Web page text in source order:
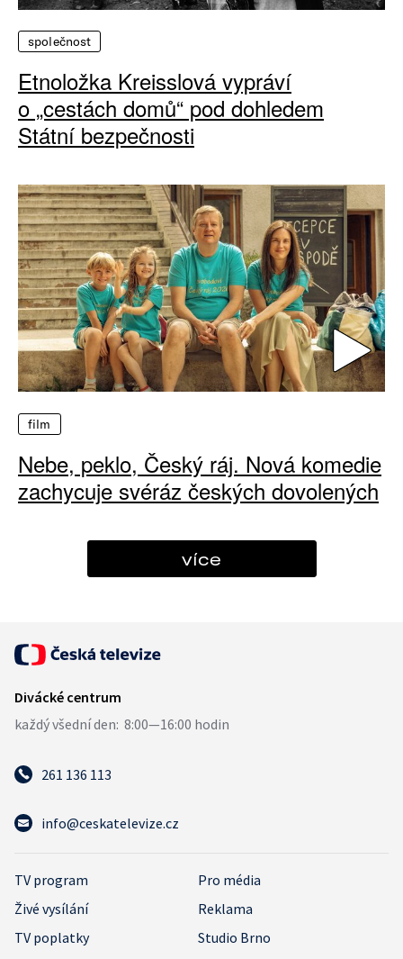
společnost
Etnoložka Kreisslová vypráví
o „cestách domů“ pod dohledem
Státní bezpečnosti
film
Nebe, peklo, Český ráj. Nová komedie
zachycuje svéráz českých dovolených
více
261 136 113
info@ceskatelevize.cz
TV program
Pro média
Živé vysílání
Reklama
TV poplatky
Studio Brno